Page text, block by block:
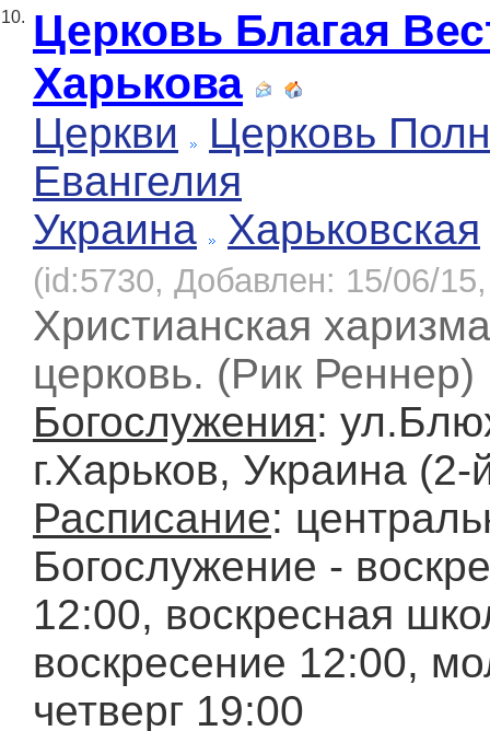
10. Церковь Благая
Харькова
Церкви
Церковь
Евангелия
Украина
Харьковская
(id:5730, Добавлен: 15/06/
Христианская
церковь. (Рик Реннер)
Богослужения:
г.Харьков, Украина (2-
Расписание:
Богослужение -
12:00, воскресная
воскресение 12:00,
четверг 19:00